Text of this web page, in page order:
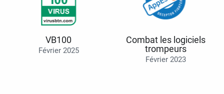
VB100
Février 2025
Combat les logiciels
trompeurs
Février 2023